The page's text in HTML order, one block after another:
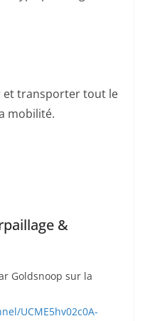
et transporter tout le
mobilité.
&
Goldsnoop sur la
UCME5hv02c0A-